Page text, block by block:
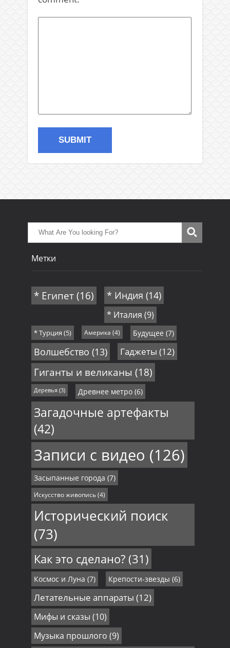
Метки
* Египет(16) * Индия (14)
* Италия (9)
* Турция (5) Америка (4) Будущее (7)
Волшебство (13) Гаджеты (12)
Гиганты и великаны (18)
Деревья(3) Древнее метро(6)
Загадочные артефакты
(42)
Записи с видео (126)
Засыпанные города (7)
Искусство живопись(4)
Исторический поиск
(73)
Как это сделано?(31)
Космос и Луна (7) Крепости-звезды (6)
Летательные аппараты (12)
Мифы и сказы (10)
Музыка прошлого (9)